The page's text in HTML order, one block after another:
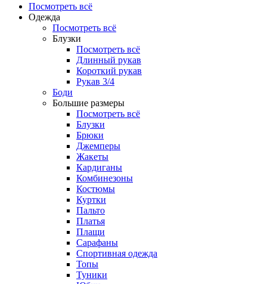
Посмотреть всё
Одежда
Посмотреть всё
Блузки
Посмотреть всё
Длинный рукав
Короткий рукав
Рукав 3/4
Боди
Большие размеры
Посмотреть всё
Блузки
Брюки
Джемперы
Жакеты
Кардиганы
Комбинезоны
Костюмы
Куртки
Пальто
Платья
Плащи
Сарафаны
Спортивная одежда
Топы
Туники